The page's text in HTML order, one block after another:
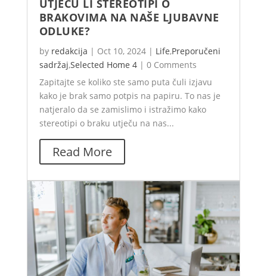
UTJEČU LI STEREOTIPI O
BRAKOVIMA NA NAŠE LJUBAVNE
ODLUKE?
by redakcija | Oct 10, 2024 | Life,Preporučeni
sadržaj,Selected Home 4 | 0 Comments
Zapitajte se koliko ste samo puta čuli izjavu
kako je brak samo potpis na papiru. To nas je
natjeralo da se zamislimo i istražimo kako
stereotipi o braku utječu na nas...
Read More